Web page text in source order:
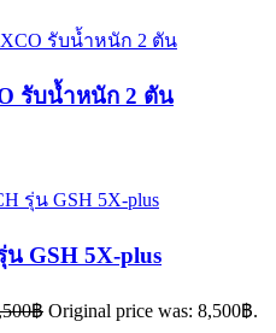
รับน้ำหนัก 2 ตัน
น GSH 5X-plus
฿ Original price was: 8,500฿.